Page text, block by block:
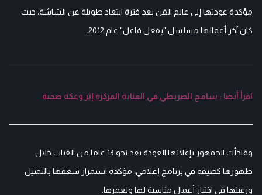
مؤكدة عودتها إلى عالم الفن بعد فترة ابتعاد طويلة عن الشاشة، حيث
كان آخر أعمالها مسلسل "بفعل فاعل" عام 2012.
اقرأ أيضا : سامح الصريطي في العناية المركزة إثر وعكة صحية
وفاجأت الجمهور بإعلانها العودة بعد نحو 13 عاما من الغياب خلال
ظهورها كضيفة في برنامج إعلامي، مؤكدة استمرار شغفها بالتمثيل
ورغبتها في اختيار أعمال مناسبة لها ولعمرها.